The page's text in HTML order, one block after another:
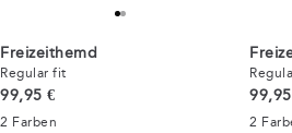
Freizeithemd
Regular fit
Preis
99,95 €
2 Farben
Preis
2